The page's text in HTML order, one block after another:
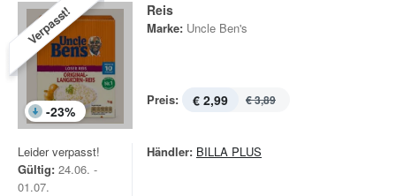
Verpasst!
-23%
Reis
Marke: Uncle Ben's
Preis: € 2,99 € 3,89
Leider verpasst!
Gültig: 24.06. -
01.07.
Händler: BILLA PLUS